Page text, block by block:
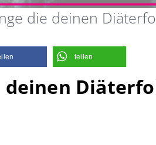
die deinen
teilen
deinen